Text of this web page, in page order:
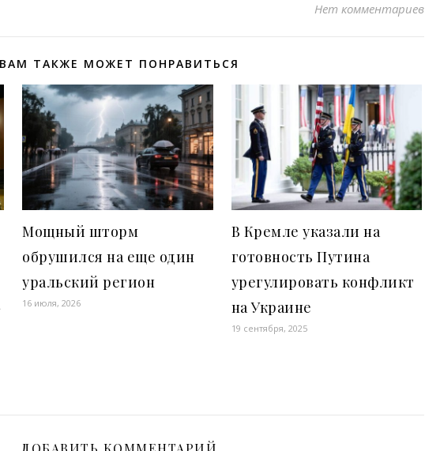
Нет комментариев
ВАМ ТАКЖЕ МОЖЕТ ПОНРАВИТЬСЯ
Мощный шторм
обрушился на еще один
уральский регион
16 июля, 2026
В Кремле указали на
готовность Путина
урегулировать конфликт
на Украине
19 сентября, 2025